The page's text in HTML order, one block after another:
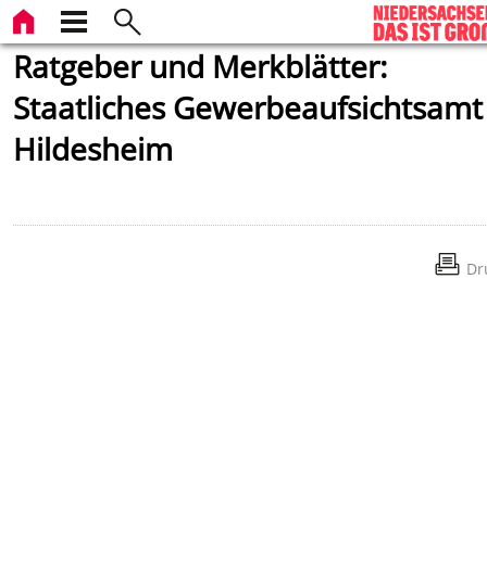
Ratgeber und Merkblätter:
Staatliches Gewerbeaufsichtsamt
Hildesheim